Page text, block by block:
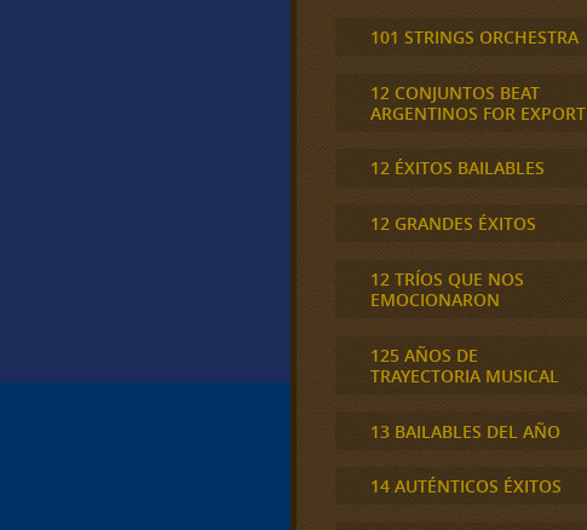
101 STRINGS ORCHESTRA
12 CONJUNTOS BEAT
ARGENTINOS FOR EXPORT
12 ÉXITOS BAILABLES
12 GRANDES ÉXITOS
12 TRÍOS QUE NOS
EMOCIONARON
125 AÑOS DE
TRAYECTORIA MUSICAL
13 BAILABLES DEL AÑO
14 AUTÉNTICOS ÉXITOS